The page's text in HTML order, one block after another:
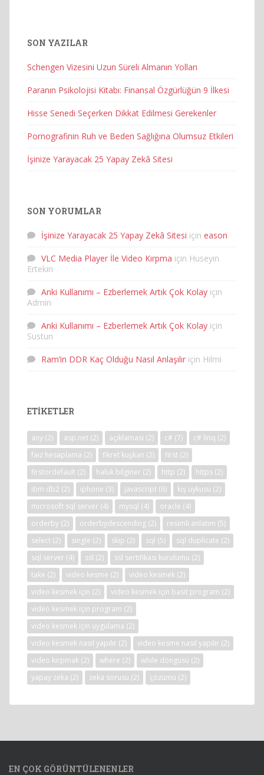
SON YAZILAR
Schengen Vizesini Uzun Süreli Almanın Yolları
Paranın Psikolojisi Kitabı: Finansal Özgürlüğün 9 İlkesi
Hisse Senedi Seçerken Dikkat Edilmesi Gerekenler
Pornografinin Ruh ve Beden Sağlığına Olumsuz Etkileri
İşinize Yarayacak 25 Yapay Zekâ Sitesi
SON YORUMLAR
İşinize Yarayacak 25 Yapay Zekâ Sitesi için eason
VLC Media Player İle Video Kırpma için Huseyin
Ertekin
Anki Kullanımı – Ezberlemek Artık Çok Kolay için
Admin
Anki Kullanımı – Ezberlemek Artık Çok Kolay için
Sustun
Ram’in DDR Kaç Olduğu Nasıl Anlaşılır için Hilmi
ETIKETLER
any (2) asp.net (2) açıklaması (2) c# (7) c# linq (2)
faiz hesaplama (2) fikret kuşkan (2) first (2)
firstordefault (2) haluk bilginer (2) http (2) https (2)
ibm db2 (2) iphone (3) javascript (6) kış uykusu (2)
microsoft sql server (4) mysql (4) oracle (4)
orderby (2) orderbydescending (2) resimli anlatım (5)
select (2) single (2) skip (2) sql (5) sql duplicate (2)
sql server (4) ssl (2) ssl sertifikası kurulumu (2)
take (2) video kesme (2) video kesmek (2)
video kesmek için (2) video kesmek için basit program (2)
video kesmek için program (2)
video kesmek için uygulama (2)
video kesmek nasıl yapılır (2) video kesme nasıl yapılır (2)
video kırpmak (2) where (2) while döngüsü (2)
yapay zeka (2) zeka sorusu (2) çözümü (2)
EN ÇOK GÖRÜNTÜLENENLER